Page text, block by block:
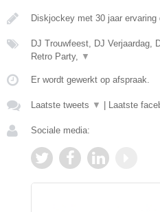
Diskjockey met 30 jaar
DJ Trouwfeest, DJ Verjaardag,
Retro Party, ▼
Er wordt gewerkt op afspraak.
Laatste tweets ▼ Laatste
Sociale media: